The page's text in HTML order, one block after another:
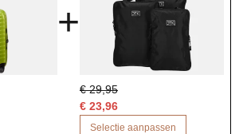
+
€ 29,95
€ 23,96
Selectie aanpassen